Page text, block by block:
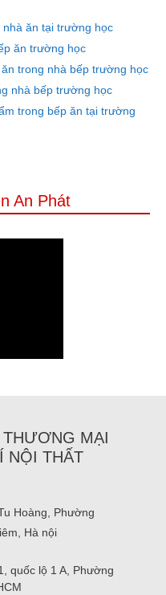
nhà ăn tại trường học
ăn trường học
trong nhà bếp trường học
nhà bếp trường học
trong bếp ăn tại trường
An Phát
MẠI
NỘI THẤT
Hoàng, Phường
Hà nội
quốc lộ 1 A, Phường